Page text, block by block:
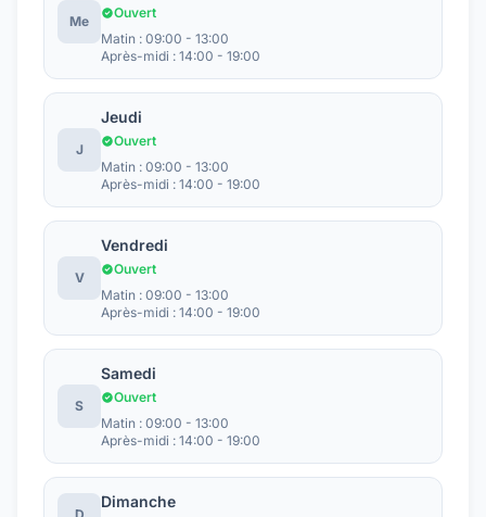
Me
Ouvert
Matin : 09:00 - 13:00
Après-midi : 14:00 - 19:00
J
Jeudi
Ouvert
Matin : 09:00 - 13:00
Après-midi : 14:00 - 19:00
V
Vendredi
Ouvert
Matin : 09:00 - 13:00
Après-midi : 14:00 - 19:00
S
Samedi
Ouvert
Matin : 09:00 - 13:00
Après-midi : 14:00 - 19:00
Dimanche